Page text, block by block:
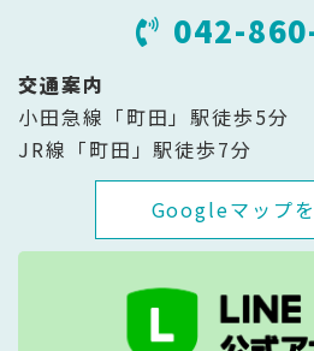
042-
交通案内
小田急線「町田」駅徒歩5分
JR線「町田」駅徒歩7分
Googleマップ